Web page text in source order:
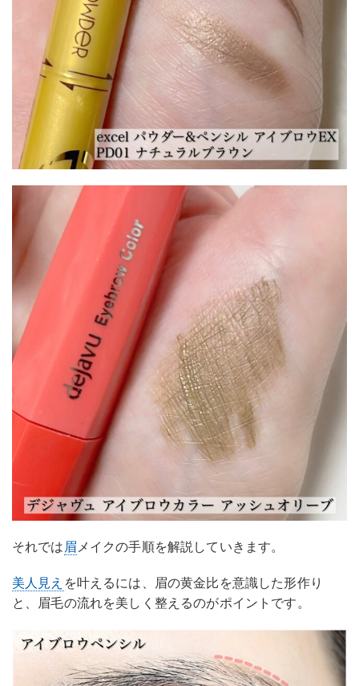
それでは眉メイクの手順を解説していきます。
美人見え を叶えるには、眉の黄金比を意識した形作り
と、眉毛の流れを美しく整えるのがポイントです。